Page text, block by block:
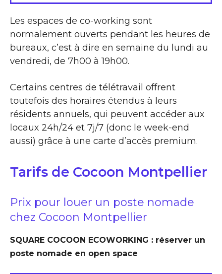
Les espaces de co-working sont
normalement ouverts pendant les heures de
bureaux, c’est à dire en semaine du lundi au
vendredi, de 7h00 à 19h00.
Certains centres de télétravail offrent
toutefois des horaires étendus à leurs
résidents annuels, qui peuvent accéder aux
locaux 24h/24 et 7j/7 (donc le week-end
aussi) grâce à une carte d’accès premium.
Tarifs de Cocoon Montpellier
Prix pour louer un poste nomade
chez Cocoon Montpellier
SQUARE COCOON ECOWORKING : réserver un
poste nomade en open space